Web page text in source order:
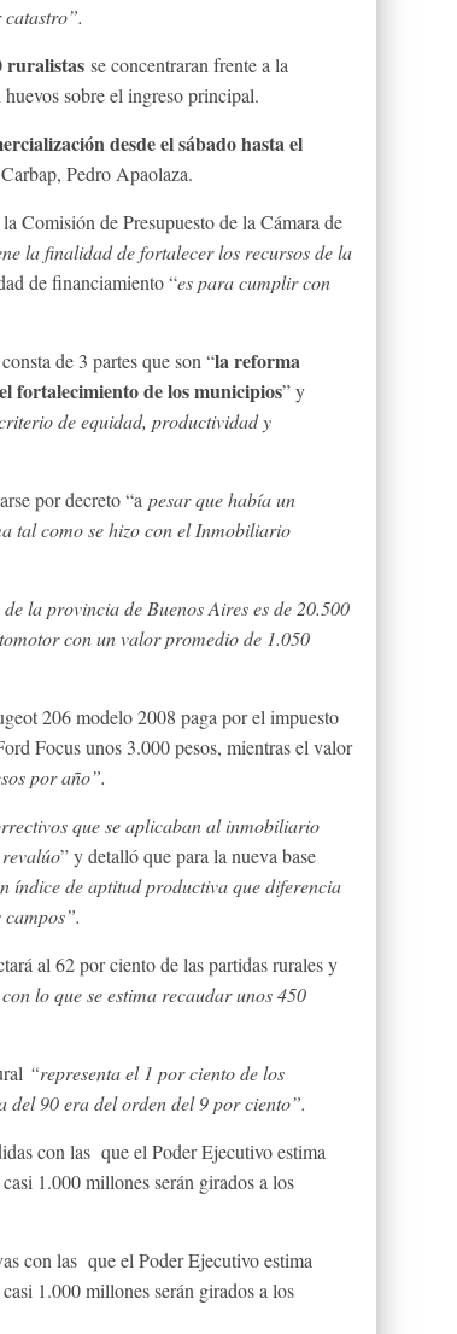
ruralistas se concentraran frente a la
sobre el ingreso principal.
desde el sábado hasta el
Pedro Apaolaza.
Comisión de Presupuesto de la Cámara de
la finalidad de fortalecer los recursos de la
de financiamiento “es para cumplir con
de 3 partes que son “la reforma
fortalecimiento de los municipios” y
de equidad, productividad y
por decreto “a pesar que había un
tal como se hizo con el Inmobiliario
la provincia de Buenos Aires es de 20.500
con un valor promedio de 1.050
206 modelo 2008 paga por el impuesto
Focus unos 3.000 pesos, mientras el valor
por año”.
que se aplicaban al inmobiliario
” y detalló que para la nueva base
índice de aptitud productiva que diferencia
al 62 por ciento de las partidas rurales y
lo que se estima recaudar unos 450
“representa el 1 por ciento de los
del 90 era del orden del 9 por ciento”.
con las que el Poder Ejecutivo estima
1.000 millones serán girados a los
con las que el Poder Ejecutivo estima
1.000 millones serán girados a los